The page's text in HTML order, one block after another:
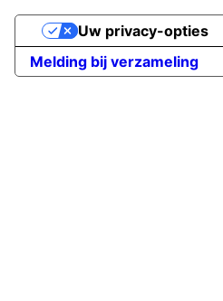
Melding bij verzameling
Uw privacy-opties